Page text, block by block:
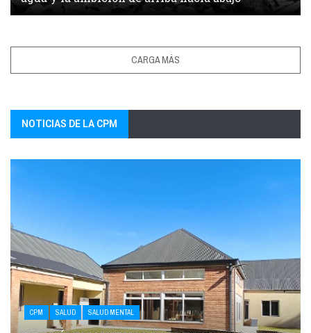
CARGA MÁS
NOTICIAS DE LA CPM
CPM SALUD SALUD MENTAL